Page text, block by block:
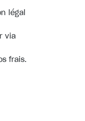
légal
via
frais.